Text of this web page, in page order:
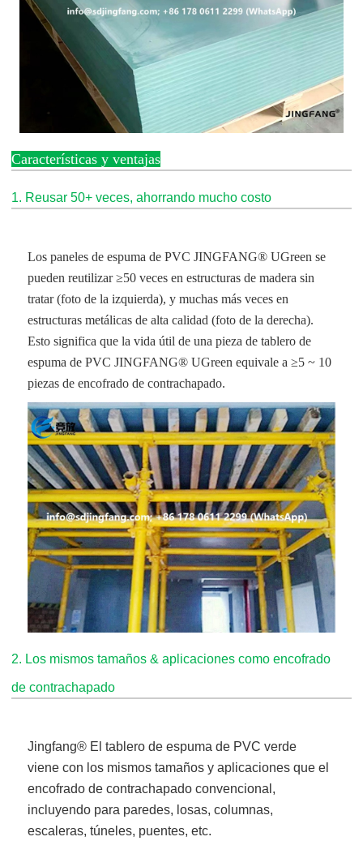
Características y ventajas
1. Reusar 50+ veces, ahorrando mucho costo
Los paneles de espuma de PVC JINGFANG® UGreen se
pueden reutilizar ≥50 veces en estructuras de madera sin
tratar (foto de la izquierda), y muchas más veces en
estructuras metálicas de alta calidad (foto de la derecha).
Esto significa que la vida útil de una pieza de tablero de
espuma de PVC JINGFANG® UGreen equivale a ≥5 ~ 10
piezas de encofrado de contrachapado.
2. Los mismos tamaños & aplicaciones como encofrado
de contrachapado
Jingfang® El tablero de espuma de PVC verde
vienecon los mismos tamaños y aplicaciones que el
encofrado de contrachapado convencional,
incluyendo para paredes, losas, columnas,
escaleras, túneles, puentes, etc.